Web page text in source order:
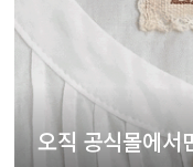
오직 공식몰에서